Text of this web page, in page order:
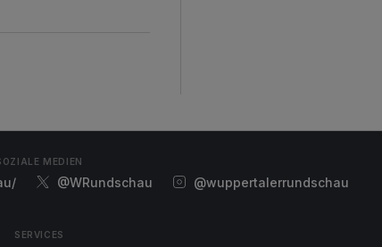
MEDIEN
@WRundschau @wuppertalerrundschau
SERVICES